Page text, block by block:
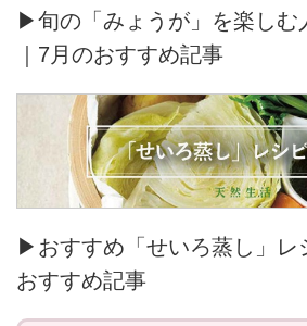
▶旬の「みょうが」を楽しむ
｜7月のおすすめ記事
▶おすすめ「せいろ蒸し」レ
おすすめ記事